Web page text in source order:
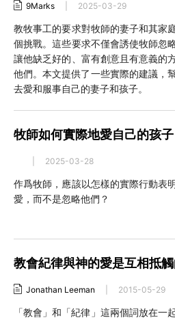
9Marks 2025-03-29
教牧事工的要求對牧師的妻子和其家
個挑戰。這些要求不僅會誘使牧師忽
讓他缺乏好的、富有創意且有意義的
他們。本文提供了一些實際的建議，
去愛和服事自己的妻子和孩子。
牧師如何實際地愛自己的孩子
2025-03-28
作爲牧師，應該以怎樣的實際行動表
愛，而不是忽略他們？
教會紀律與神的愛是互相抵觸
Jonathan Leeman 2015-05-29
「教會」和「紀律」這兩個詞放在一